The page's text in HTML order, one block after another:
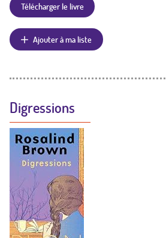
Télécharger le livre
Ajouter à ma liste
Digressions